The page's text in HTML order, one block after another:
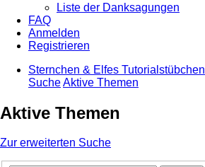
Liste der Danksagungen
FAQ
Anmelden
Registrieren
Sternchen & Elfes Tutorialstübchen
SucheAktive Themen
Aktive Themen
Zur erweiterten Suche